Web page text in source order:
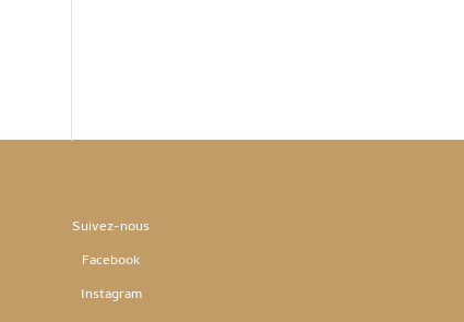
Suivez-nous
Facebook
Instagram